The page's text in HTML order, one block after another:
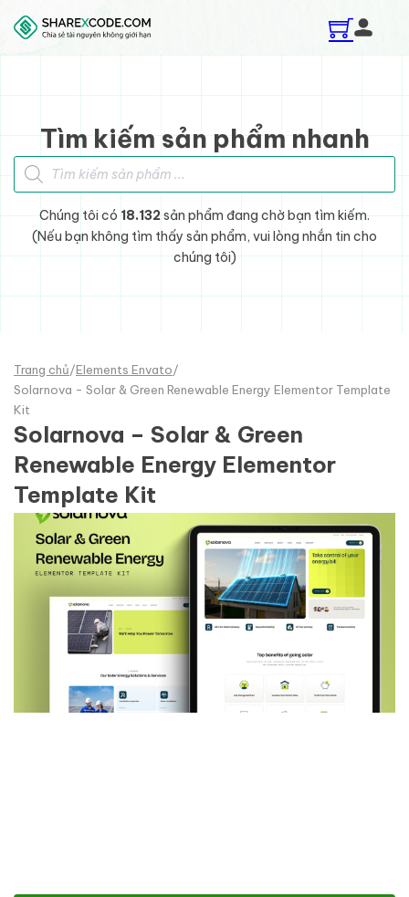
Skip to main content
Skip to footer
Tìm kiếm sản phẩm nhanh
Tìm kiếm sản phẩm
Chúng tôi có 18.132sản phẩm đang chờ bạn tìm kiếm.
(Nếu bạn không tìm thấy sản phẩm, vui lòng nhắn tin cho
chúng tôi)
Trang chủ/Elements Envato/
Solarnova - Solar & Green Renewable Energy Elementor Template
Kit
Solarnova – Solar & Green
Renewable Energy Elementor
Template Kit